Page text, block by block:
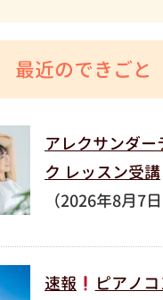
最近のできごと
アレクサンダー
ク レッスン受講
（2026年8月7日
速報
ピアノ